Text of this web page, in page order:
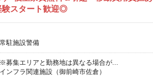
験スタート歓迎◎
常駐施設警備
※募集エリアと勤務地は異なる場合が...
インフラ関連施設（御前崎市佐倉）